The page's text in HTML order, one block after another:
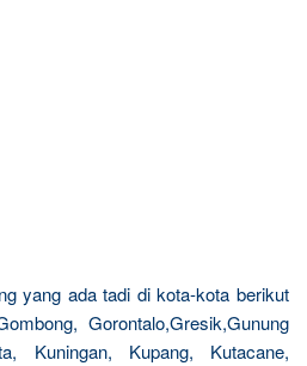
yang ada tadi di kota-kota berikut
Gorontalo,Gresik,Gunung
Kuningan, Kupang, Kutacane,